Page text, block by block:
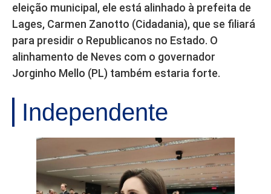
eleição municipal, ele está alinhado à prefeita de
Lages, Carmen Zanotto (Cidadania), que se filiará
para presidir o Republicanos no Estado. O
alinhamento de Neves com o governador
Jorginho Mello (PL) também estaria forte.
Independente